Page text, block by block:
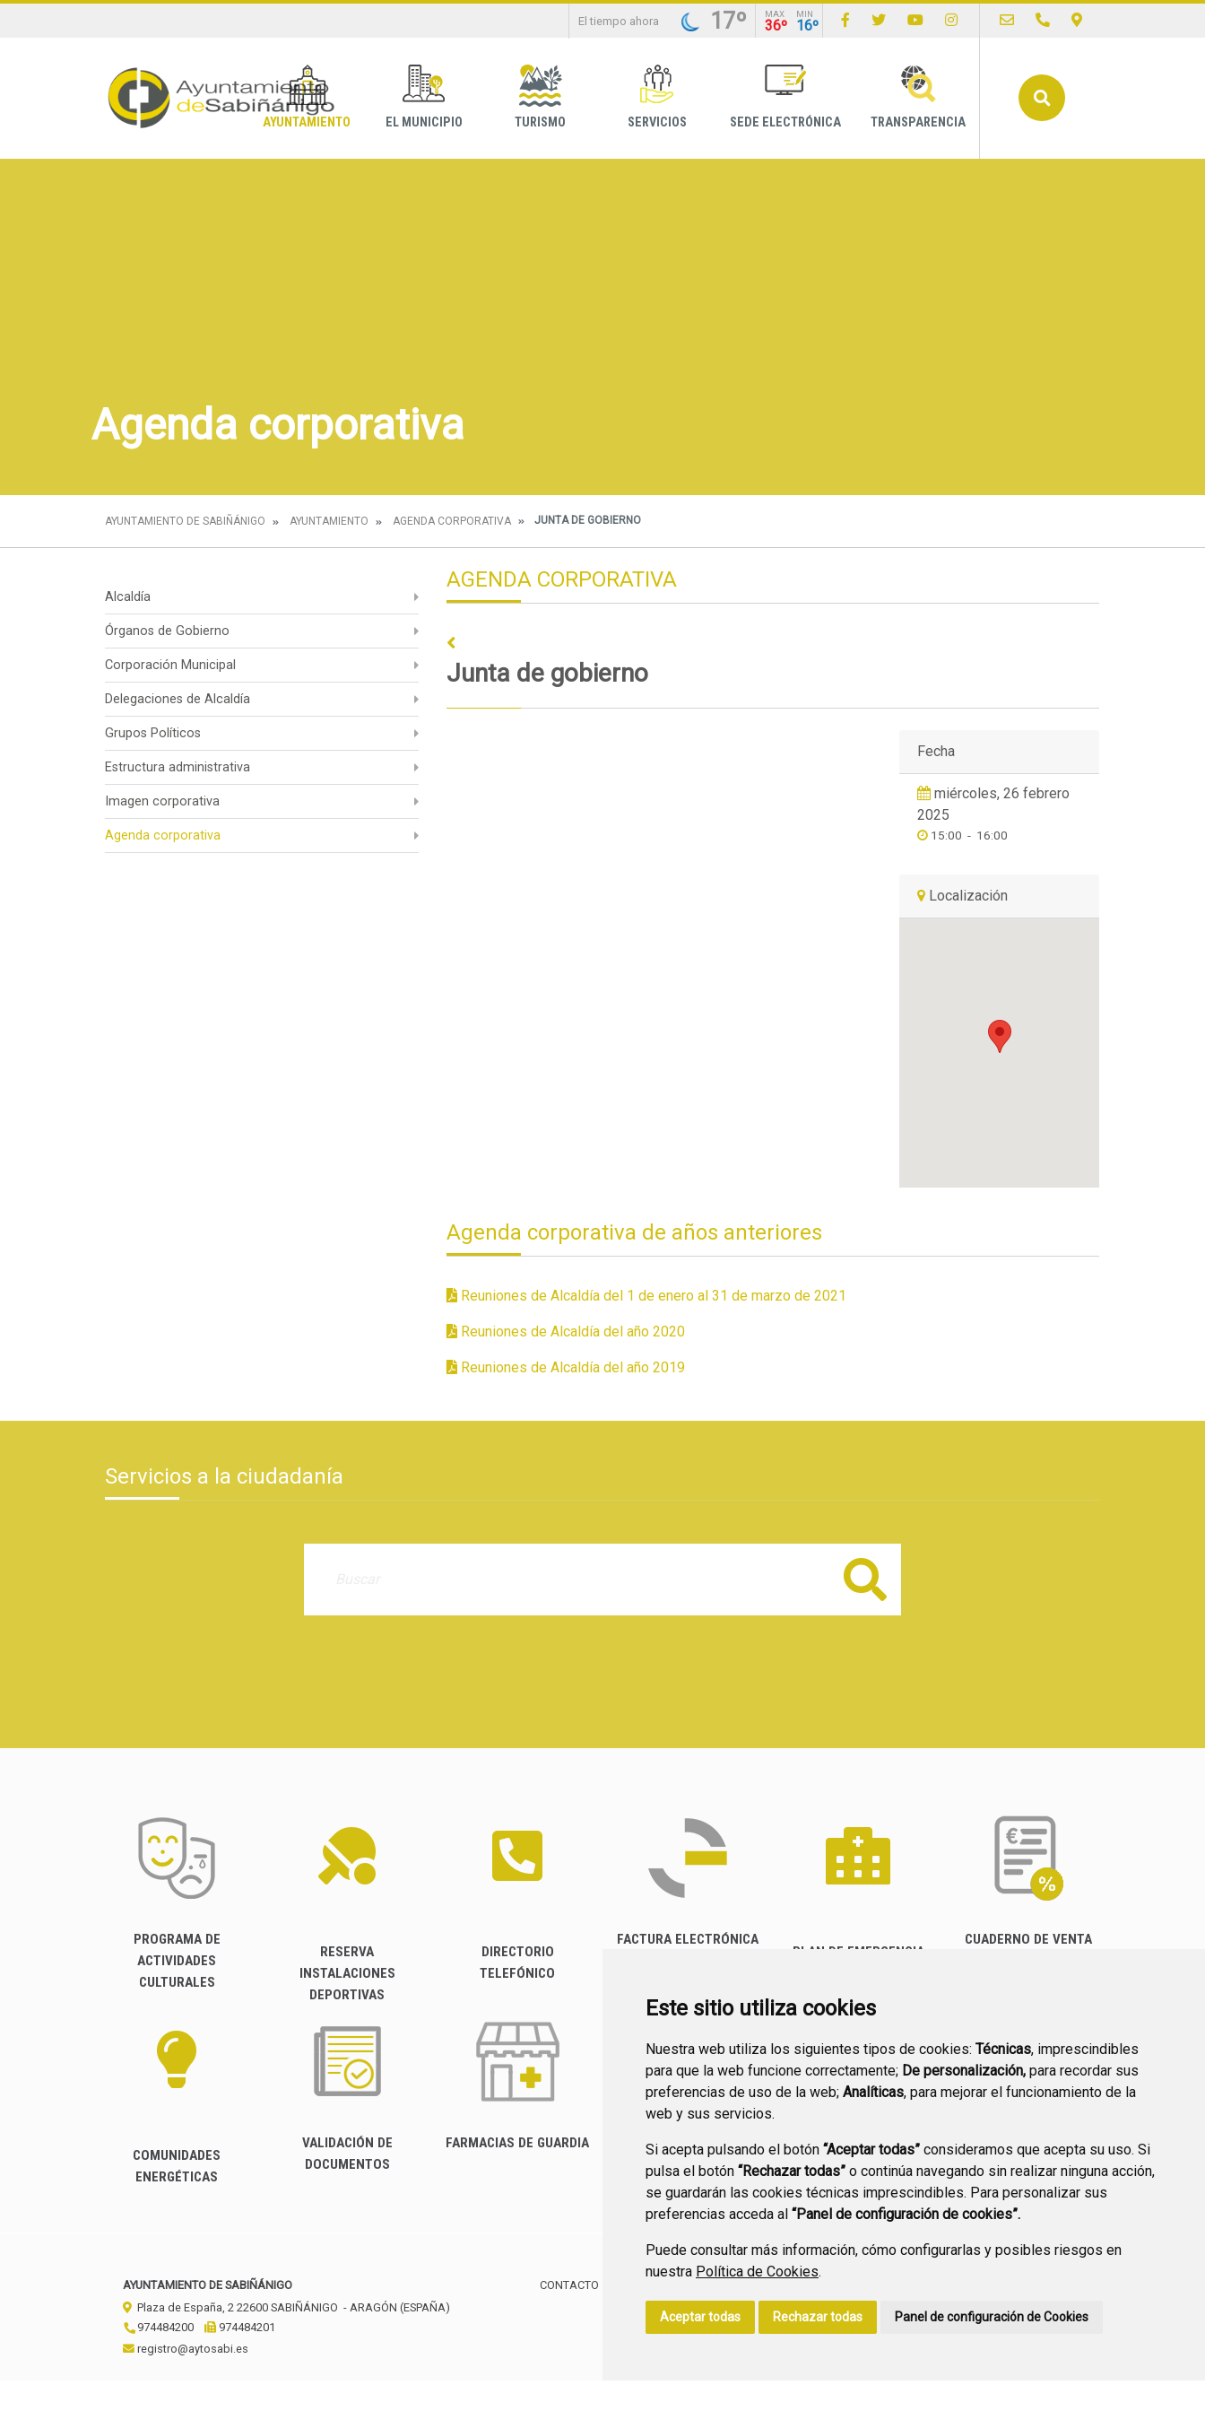
Este sitio utiliza cookies
Nuestra web utiliza los siguientes tipos de cookies: Técnicas, imprescindibles
para que la web funcione correctamente; De personalización, para recordar sus
preferencias de uso de la web; Analíticas, para mejorar el funcionamiento de la
web y sus servicios.
Si acepta pulsando el botón “Aceptar todas” consideramos que acepta su uso. Si
pulsa el botón “Rechazar todas” o continúa navegando sin realizar ninguna acción,
se guardarán las cookies técnicas imprescindibles. Para personalizar sus
preferencias acceda al “Panel de configuración de cookies”.
Puede consultar más información, cómo configurarlas y posibles riesgos en
nuestra Política de Cookies.
Aceptar todas Rechazar todas Panel de configuración de Cookies
El tiempo ahora 17º MAX
36º
MIN
16º
AYUNTAMIENTO EL MUNICIPIO TURISMO SERVICIOS SEDE ELECTRÓNICA TRANSPARENCIA
Agenda corporativa
AYUNTAMIENTO DE SABIÑÁNIGO AYUNTAMIENTO AGENDA CORPORATIVA JUNTA DE GOBIERNO
Alcaldía
Órganos de Gobierno
Corporación Municipal
Delegaciones de Alcaldía
Grupos Políticos
Estructura administrativa
Imagen corporativa
Agenda corporativa
AGENDA CORPORATIVA
Junta de gobierno
Fecha
miércoles, 26 febrero
2025
15:00 - 16:00
Localización
Agenda corporativa de años anteriores
Reuniones de Alcaldía del 1 de enero al 31 de marzo de 2021
Reuniones de Alcaldía del año 2020
Reuniones de Alcaldía del año 2019
Servicios a la ciudadanía
Buscar
PROGRAMA DE
ACTIVIDADES
CULTURALES
RESERVA
INSTALACIONES
DEPORTIVAS
DIRECTORIO
TELEFÓNICO
FACTURA ELECTRÓNICA
PLAN DE EMERGENCIA
CUADERNO DE VENTA
COMUNIDADES
ENERGÉTICAS
VALIDACIÓN DE
DOCUMENTOS
FARMACIAS DE GUARDIA
CANAL YOUTUBE
PREGUNTAS
FRECUENTES
PLAN DE ACCIÓN LOCAL
2030
AYUNTAMIENTO DE SABIÑÁNIGO
Plaza de España, 2 22600 SABIÑÁNIGO - ARAGÓN (ESPAÑA)
974484200
974484201
registro@aytosabi.es
CONTACTO